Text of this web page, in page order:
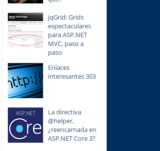
jqGrid: Grids
espectaculares
para ASP.NET
MVC, paso a
paso
Enlaces
interesantes 303
La directiva
@helper,
¿reencarnada en
ASP.NET Core 3?